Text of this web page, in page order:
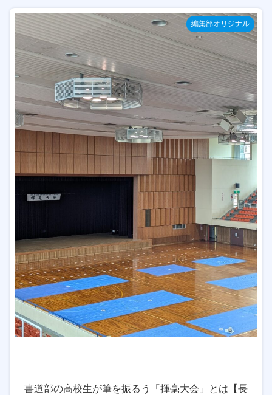
編集部オリジナル
書道部の高校生が筆を振るう「揮毫大会」とは【長